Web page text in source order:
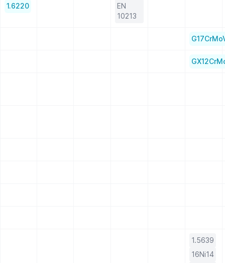
1.6220
EN
10213
1.5639
16Ni14